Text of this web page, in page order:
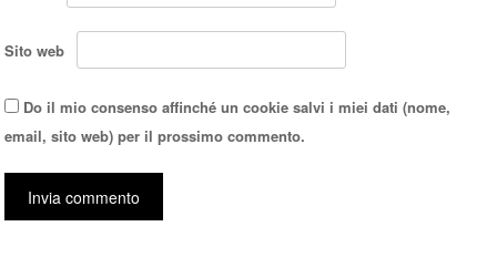
Sito web
Do il mio consenso affinché un cookie salvi i miei dati (nome,
email, sito web) per il prossimo commento.